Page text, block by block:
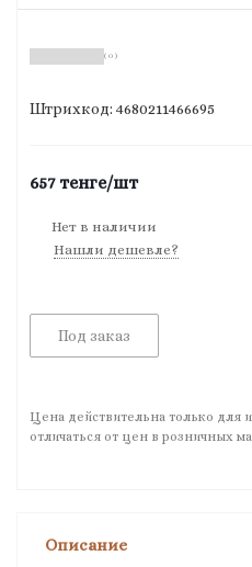
( 0 )
Штрихкод: 4680211466695
657тенге/шт
Нет в наличии
Нашли дешевле?
Под заказ
Цена действительна только для
отличаться от цен в розничных
Описание